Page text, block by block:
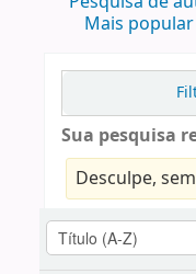
Mais popular
Sua pesquisa
Desculpe,